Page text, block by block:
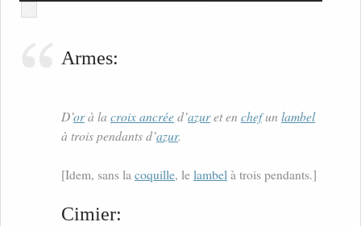
Armes:
D’orà la croix ancréed’azuret en chefun lambel
à trois pendants d’azur.
[Idem, sans la coquille, le lambel à trois pendants.]
Cimier: